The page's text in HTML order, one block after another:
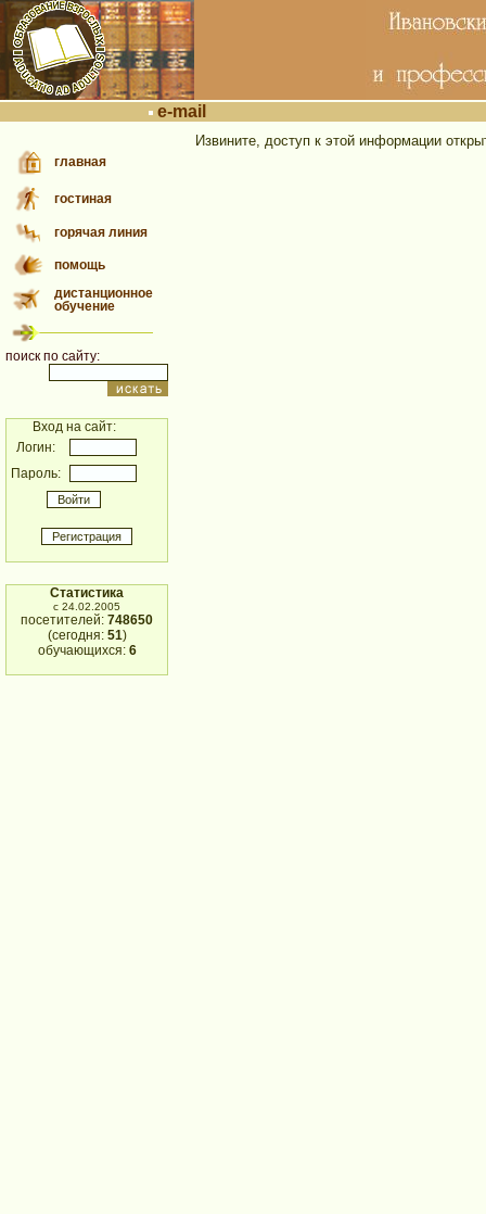
e-mail
главная
гостиная
горячая линия
помощь
дистанционное
обучение
поиск по сайту:
Вход на сайт:
Логин:
Пароль:
Статистика
с 24.02.2005
посетителей: 748650
(сегодня: 51)
обучающихся: 6
Извините, доступ к этой информации